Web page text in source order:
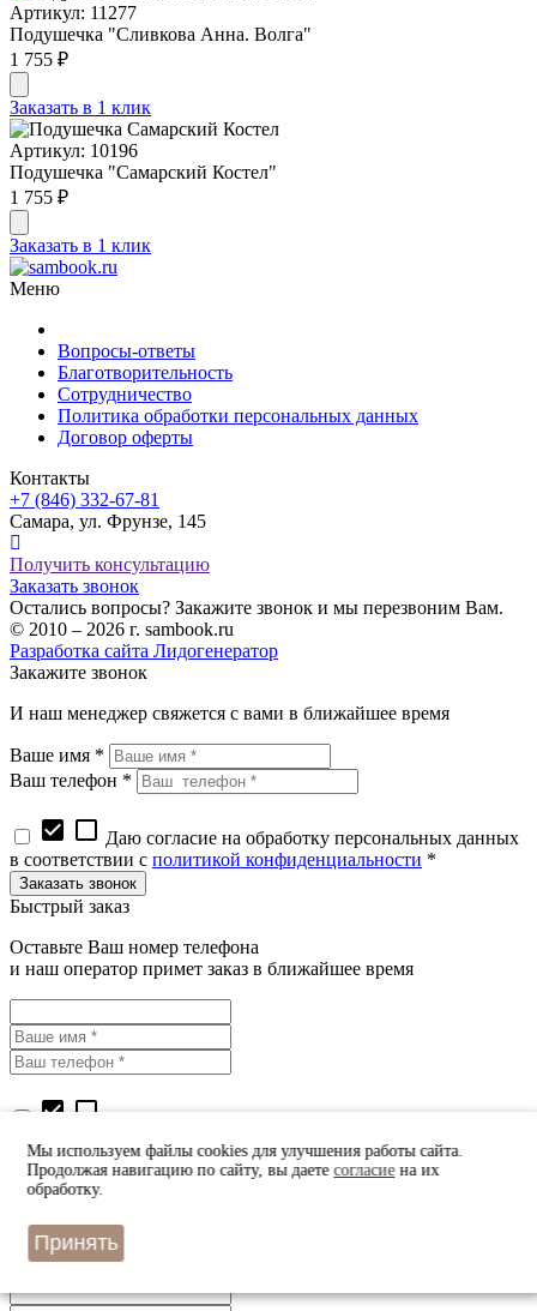
Артикул: 11277
Подушечка "Сливкова Анна. Волга"
1 755 ₽
Заказать в 1 клик
Артикул: 10196
Подушечка "Самарский Костел"
1 755 ₽
Заказать в 1 клик
Меню
Вопросы-ответы
Благотворительность
Сотрудничество
Политика обработки персональных данных
Договор оферты
Контакты
+7 (846) 332-67-81
Самара, ул. Фрунзе, 145
Получить консультацию
Заказать звонок
Остались вопросы? Закажите звонок и мы перезвоним Вам.
© 2010 – 2026 г. sambook.ru
Разработка сайта Лидогенератор
Закажите звонок
И наш менеджер свяжется с вами в ближайшее время
Ваше имя *
Ваш телефон *
check_box check_box_outline_blank Даю согласие на обработку персональных данных
в соответствии с политикой конфиденциальности *
Быстрый заказ
Оставьте Ваш номер телефона
и наш оператор примет заказ в ближайшее время
check_box check_box_outline_blank
в соответствии с политикой конфиденциальности *
Узнать цену
Оставьте Ваш номер телефона
и наш оператор перезвонит вам в ближайшее время
Мы используем файлы cookies для улучшения работы сайта.
Продолжая навигацию по сайту, вы даетесогласиена их
обработку.
Принять